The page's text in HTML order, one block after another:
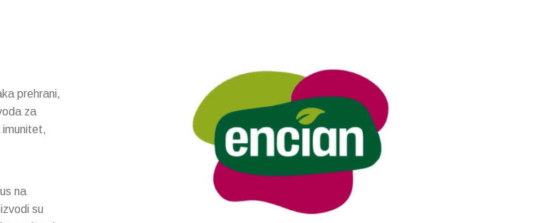
prehrani,
za
imunitet,
na
su